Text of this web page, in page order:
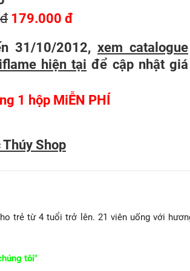
179.000 đ
31/10/2012, xem catalogue
hiện tại để cập nhật giá
1 hộp MiỄN PHÍ
Shop
trẻ từ 4 tuổi trở lên. 21 viên uống với
tôi"